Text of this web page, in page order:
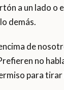
a un lado o
demás.
de
no
para tirar